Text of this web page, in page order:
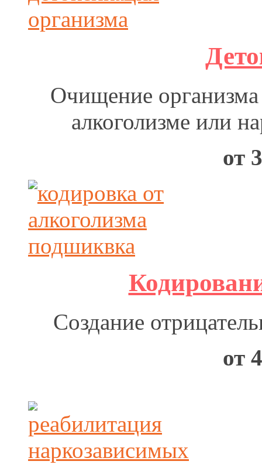
Очищение
алкоголизме или
от
Создание
от